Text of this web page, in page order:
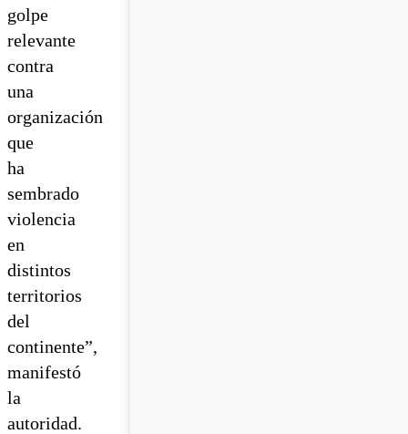
golpe
relevante
contra
una
organización
que
ha
sembrado
violencia
en
distintos
territorios
del
continente”,
manifestó
la
autoridad.